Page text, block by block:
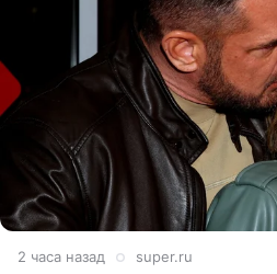
2 часа назад super.ru